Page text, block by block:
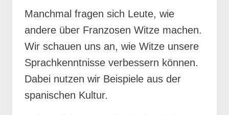
Manchmal fragen sich Leute, wie
andere über Franzosen Witze machen.
Wir schauen uns an, wie Witze unsere
Sprachkenntnisse verbessern können.
Dabei nutzen wir Beispiele aus der
spanischen Kultur.